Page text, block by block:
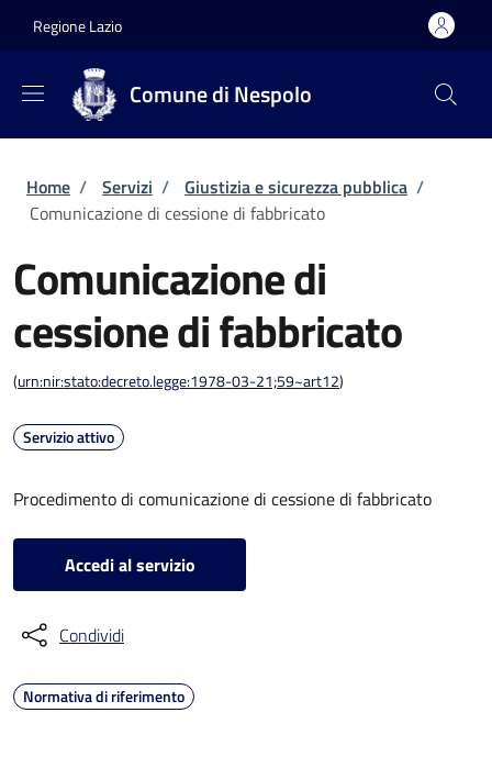
Regione Lazio
Comune di Nespolo
Briciole di pane
Home / Servizi / Giustizia e sicurezza pubblica /
Comunicazione di cessione di fabbricato
Comunicazione di
cessione di fabbricato
(urn:nir:stato:decreto.legge:1978-03-21;59~art12)
Servizio attivo
Procedimento di comunicazione di cessione di fabbricato
Accedi al servizio
Condividi
Normativa di riferimento